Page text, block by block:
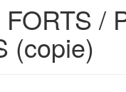
/
(copie)